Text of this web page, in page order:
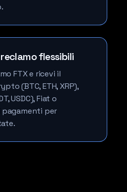
flessibili
FTX e ricevi il
(BTC, ETH, XRP),
USDC), Fiat o
pagamenti per